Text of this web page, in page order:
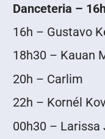
Danceteria –
16h – Gustavo
18h30 – Kauan
20h – Carlim
22h – Kornél
00h30 – Larissa